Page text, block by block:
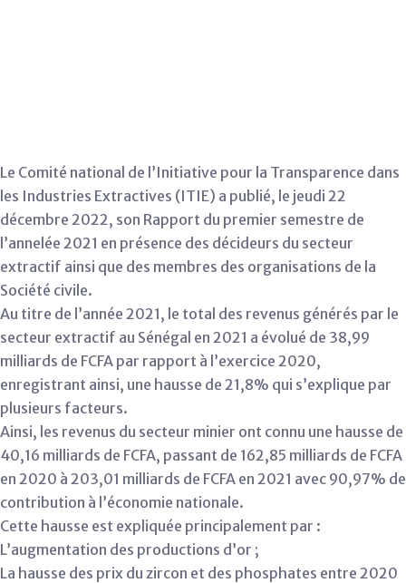
Le Comité national de l’Initiative pour la Transparence dans
les Industries Extractives (ITIE) a publié, le jeudi 22
décembre 2022, son Rapport du premier semestre de
l’annelée 2021 en présence des décideurs du secteur
extractif ainsi que des membres des organisations de la
Société civile.
Au titre de l’année 2021, le total des revenus générés par le
secteur extractif au Sénégal en 2021 a évolué de 38,99
milliards de FCFA par rapport à l’exercice 2020,
enregistrant ainsi, une hausse de 21,8% qui s’explique par
plusieurs facteurs.
Ainsi, les revenus du secteur minier ont connu une hausse de
40,16 milliards de FCFA, passant de 162,85 milliards de FCFA
en 2020 à 203,01 milliards de FCFA en 2021 avec 90,97% de
contribution à l’économie nationale.
Cette hausse est expliquée principalement par :
L’augmentation des productions d’or ;
La hausse des prix du zircon et des phosphates entre 2020